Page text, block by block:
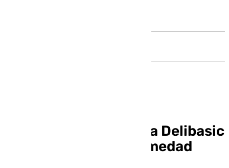
Fallece el exfutbolista Delibasic
tras una grave enfermedad